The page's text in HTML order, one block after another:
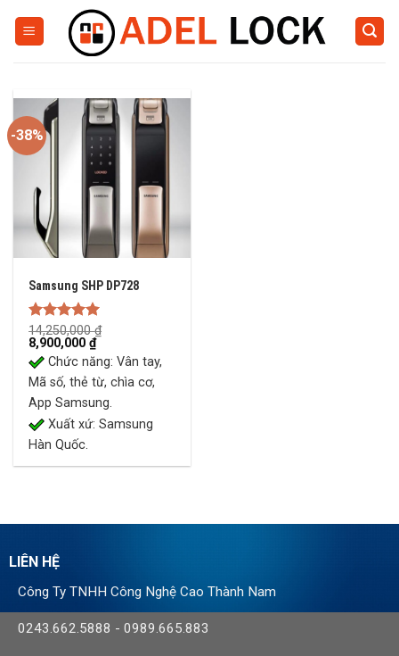
-38%
Samsung SHP DP728
Rated5.00
out of 5
14,250,000₫
Original
price
was:
14,250,000 ₫.
8,900,000₫Current
price
is:
8,900,000 ₫.
Chức năng: Vân tay,
Mã số, thẻ từ, chìa cơ,
App Samsung.
Xuất xứ: Samsung
Hàn Quốc.
LIÊN HỆ
Công Ty TNHH Công Nghệ Cao Thành Nam
0243.662.5888 - 0989.665.883